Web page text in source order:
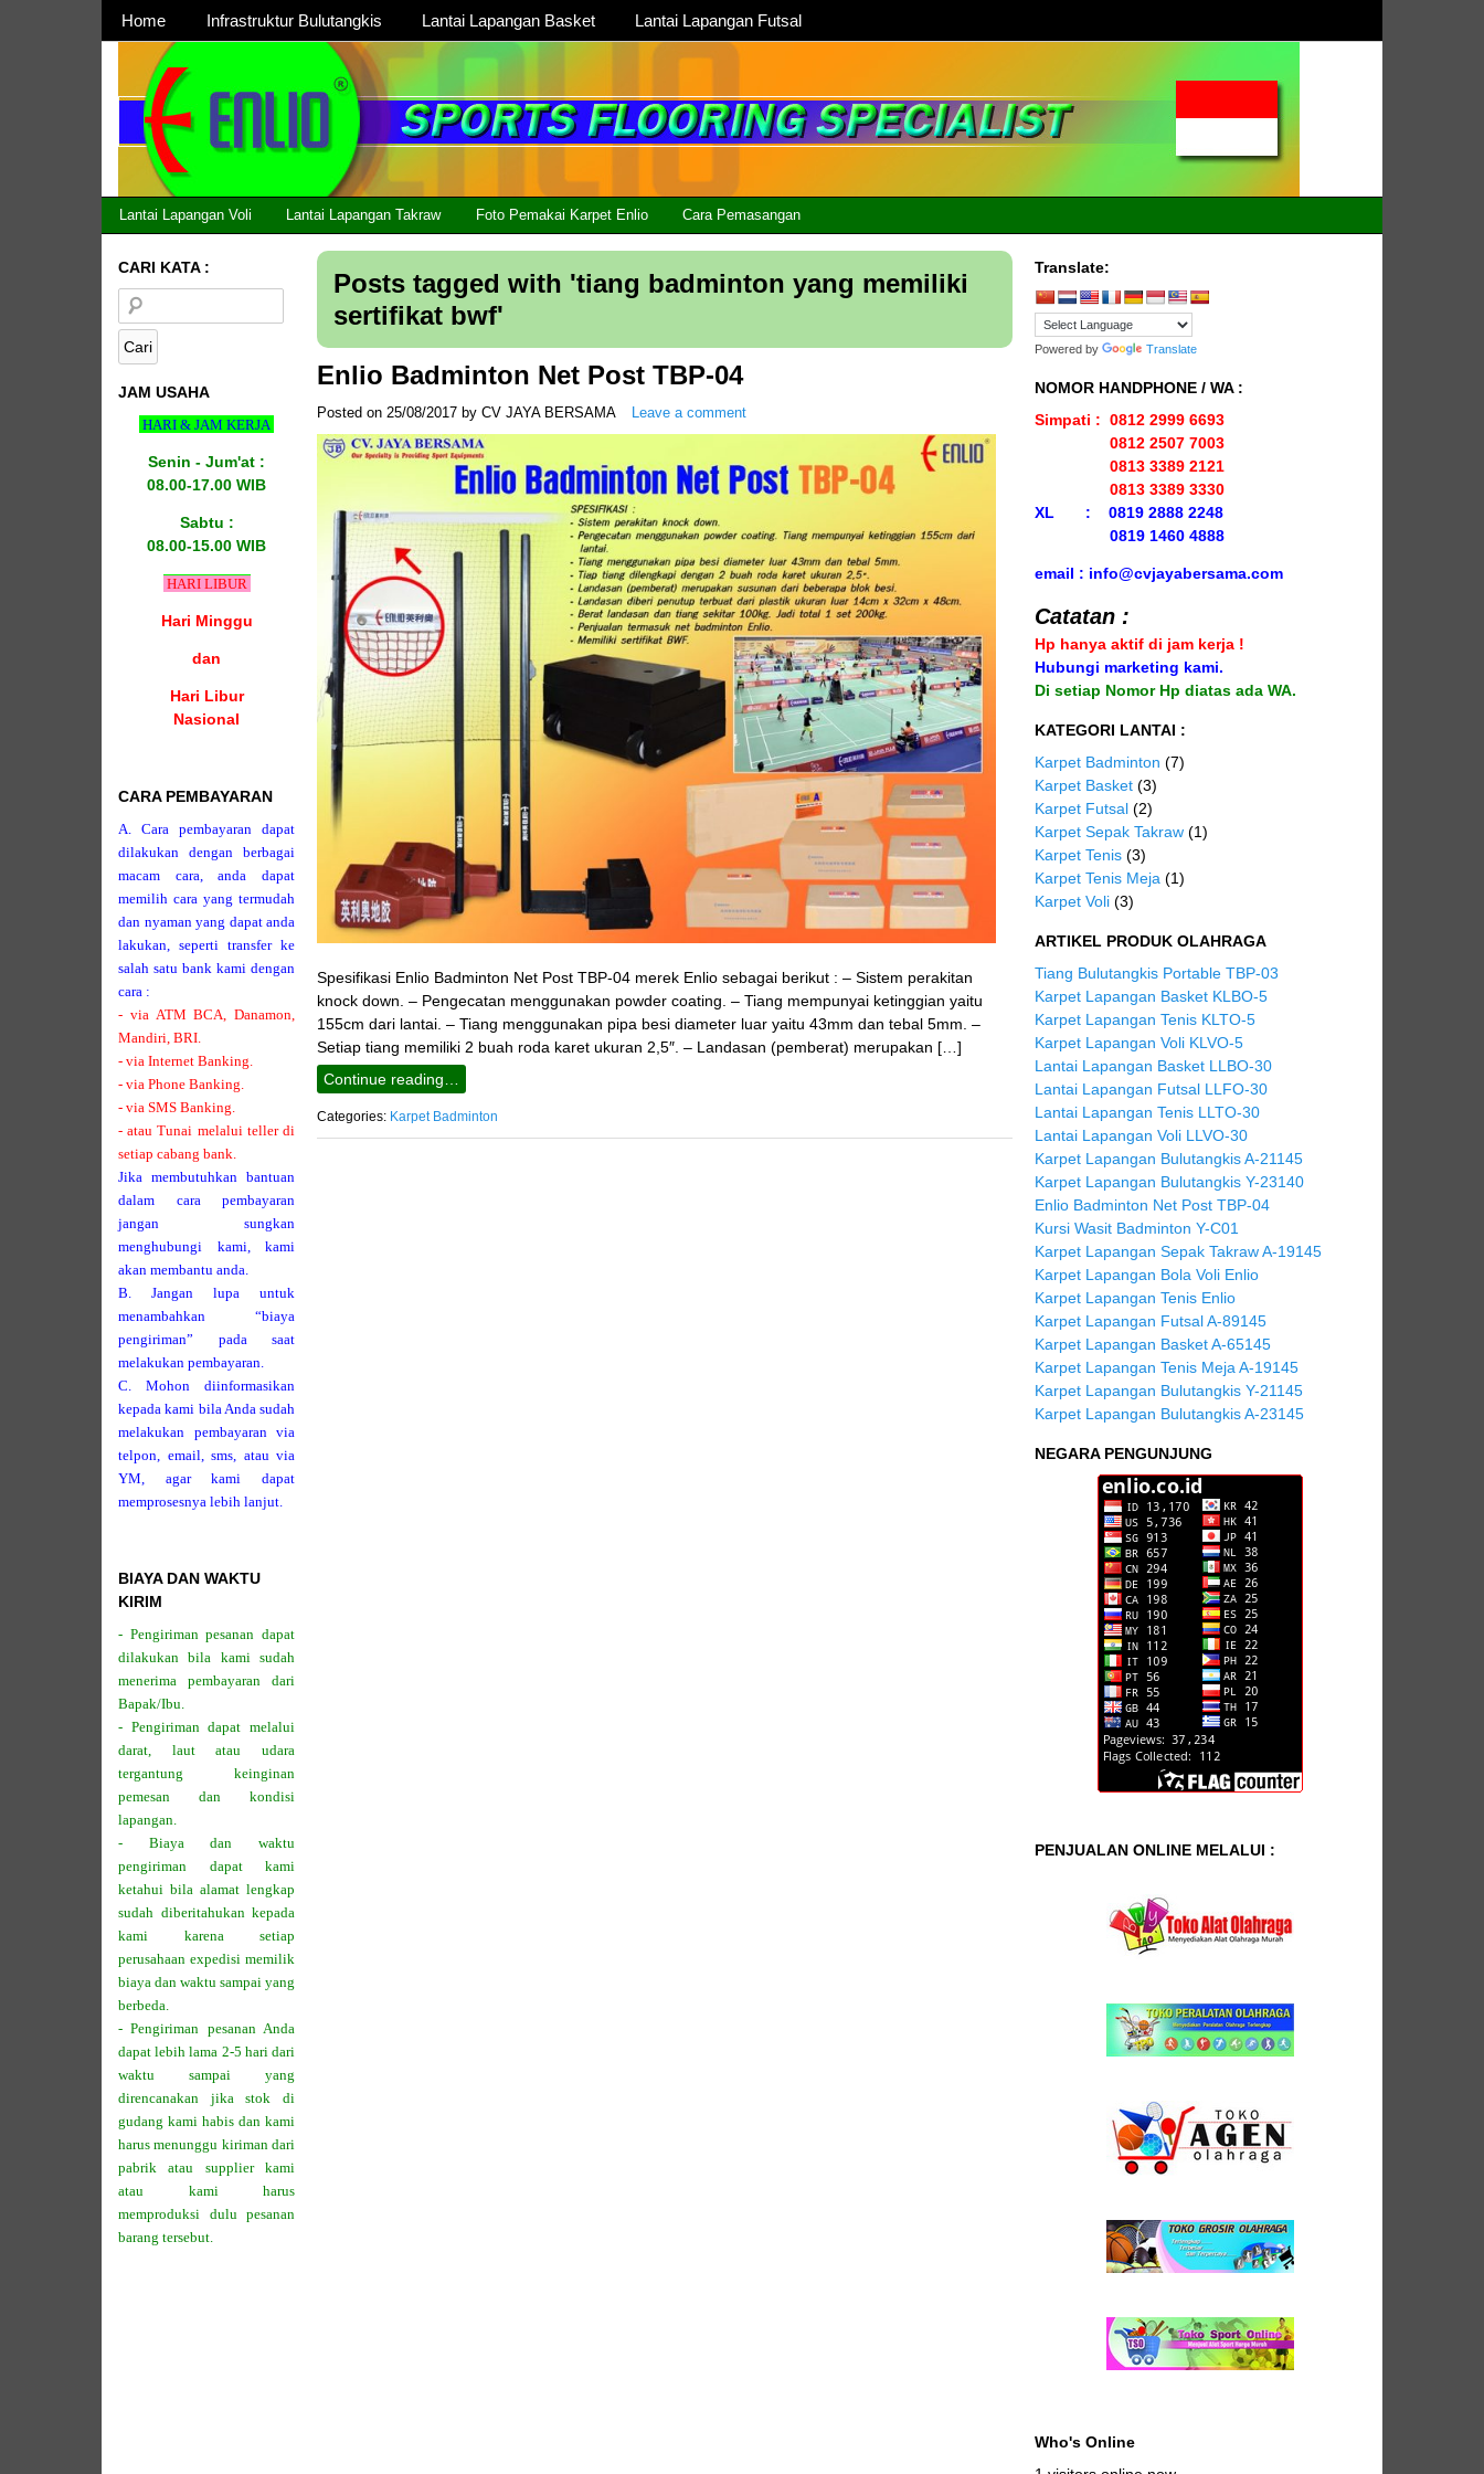
Home Infrastruktur Bulutangkis Lantai Lapangan Basket Lantai Lapangan Futsal
Page 2
Lantai Lapangan Voli Lantai Lapangan Takraw Foto Pemakai Karpet Enlio Cara Pemasangan
Posts tagged with 'tiang badminton yang memiliki
sertifikat bwf'
Enlio Badminton Net Post TBP-04
Posted on 25/08/2017 by CV JAYA BERSAMA Leave a comment
Spesifikasi Enlio Badminton Net Post TBP-04 merek Enlio sebagai berikut : – Sistem perakitan
knock down. – Pengecatan menggunakan powder coating. – Tiang mempunyai ketinggian yaitu
155cm dari lantai. – Tiang menggunakan pipa besi diameter luar yaitu 43mm dan tebal 5mm. –
Setiap tiang memiliki 2 buah roda karet ukuran 2,5″. – Landasan (pemberat) merupakan […]
Continue reading…
Categories: Karpet Badminton
CARI KATA :
JAM USAHA
HARI & JAM KERJA
Senin - Jum'at :
08.00-17.00 WIB
Sabtu :
08.00-15.00 WIB
HARI LIBUR
Hari Minggu
dan
Hari Libur
Nasional
CARA PEMBAYARAN
A. Cara pembayaran dapat
dilakukan dengan berbagai
macam cara, anda dapat
memilih cara yang termudah
dan nyaman yang dapat anda
lakukan, seperti transfer ke
salah satu bank kami dengan
cara :
- via ATM BCA, Danamon,
Mandiri, BRI.
- via Internet Banking.
- via Phone Banking.
- via SMS Banking.
- atau Tunai melalui teller di
setiap cabang bank.
Jika membutuhkan bantuan
dalam cara pembayaran
jangan sungkan
menghubungi kami, kami
akan membantu anda.
B. Jangan lupa untuk
menambahkan “biaya
pengiriman” pada saat
melakukan pembayaran.
C. Mohon diinformasikan
kepada kami bila Anda sudah
melakukan pembayaran via
telpon, email, sms, atau via
YM, agar kami dapat
memprosesnya lebih lanjut.
BIAYA DAN WAKTU
KIRIM
- Pengiriman pesanan dapat
dilakukan bila kami sudah
menerima pembayaran dari
Bapak/Ibu.
- Pengiriman dapat melalui
darat, laut atau udara
tergantung keinginan
pemesan dan kondisi
lapangan.
- Biaya dan waktu
pengiriman dapat kami
ketahui bila alamat lengkap
sudah diberitahukan kepada
kami karena setiap
perusahaan expedisi memilik
biaya dan waktu sampai yang
berbeda.
- Pengiriman pesanan Anda
dapat lebih lama 2-5 hari dari
waktu sampai yang
direncanakan jika stok di
gudang kami habis dan kami
harus menunggu kiriman dari
pabrik atau supplier kami
atau kami harus
memproduksi dulu pesanan
barang tersebut.
Translate:
Powered by Translate
NOMOR HANDPHONE / WA :
Simpati : 0812 2999 6693
0812 2507 7003
0813 3389 2121
0813 3389 3330
XL : 0819 2888 2248
0819 1460 4888
email : info@cvjayabersama.com
Catatan :
Hp hanya aktif di jam kerja !
Hubungi marketing kami.
Di setiap Nomor Hp diatas ada WA.
KATEGORI LANTAI :
Karpet Badminton (7)
Karpet Basket (3)
Karpet Futsal (2)
Karpet Sepak Takraw (1)
Karpet Tenis (3)
Karpet Tenis Meja (1)
Karpet Voli (3)
ARTIKEL PRODUK OLAHRAGA
Tiang Bulutangkis Portable TBP-03
Karpet Lapangan Basket KLBO-5
Karpet Lapangan Tenis KLTO-5
Karpet Lapangan Voli KLVO-5
Lantai Lapangan Basket LLBO-30
Lantai Lapangan Futsal LLFO-30
Lantai Lapangan Tenis LLTO-30
Lantai Lapangan Voli LLVO-30
Karpet Lapangan Bulutangkis A-21145
Karpet Lapangan Bulutangkis Y-23140
Enlio Badminton Net Post TBP-04
Kursi Wasit Badminton Y-C01
Karpet Lapangan Sepak Takraw A-19145
Karpet Lapangan Bola Voli Enlio
Karpet Lapangan Tenis Enlio
Karpet Lapangan Futsal A-89145
Karpet Lapangan Basket A-65145
Karpet Lapangan Tenis Meja A-19145
Karpet Lapangan Bulutangkis Y-21145
Karpet Lapangan Bulutangkis A-23145
NEGARA PENGUNJUNG
PENJUALAN ONLINE MELALUI :
Who's Online